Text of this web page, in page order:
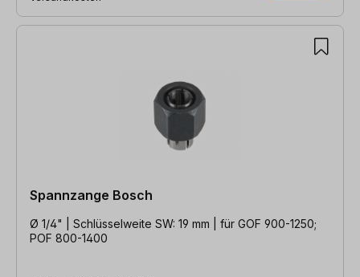
Spannzange Bosch
Ø 1/4" | Schlüsselweite SW: 19 mm | für GOF 900-1250;
POF 800-1400